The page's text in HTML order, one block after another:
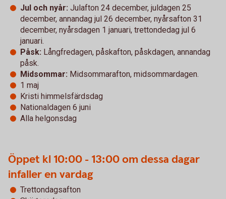
Jul och nyår: Julafton 24 december, juldagen 25
december, annandag jul 26 december, nyårsafton 31
december, nyårsdagen 1 januari, trettondedag jul 6
januari.
Påsk: Långfredagen, påskafton, påskdagen, annandag
påsk.
Midsommar: Midsommarafton, midsommardagen.
1 maj
Kristi himmelsfärdsdag
Nationaldagen 6 juni
Alla helgonsdag
Öppet kl 10:00 - 13:00 om dessa dagar
infaller en vardag
Trettondagsafton